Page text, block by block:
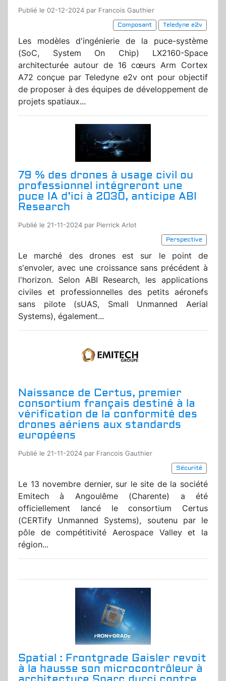
Publié le 02-12-2024 par Francois Gauthier
Composant
Teledyne e2v
Les modèles d'ingénierie de la puce-système
(SoC, System On Chip) LX2160-Space
architecturée autour de 16 cœurs Arm Cortex
A72 conçue par Teledyne e2v ont pour objectif
de proposer à des équipes de développement de
projets spatiaux...
79 % des drones à usage civil ou
professionnel intégreront une
puce IA d’ici à 2030, anticipe ABI
Research
Publié le 21-11-2024 par Pierrick Arlot
Perspective
Le marché des drones est sur le point de
s'envoler, avec une croissance sans précédent à
l'horizon. Selon ABI Research, les applications
civiles et professionnelles des petits aéronefs
sans pilote (sUAS, Small Unmanned Aerial
Systems), également...
Naissance de Certus, premier
consortium français destiné à la
vérification de la conformité des
drones aériens aux standards
européens
Publié le 21-11-2024 par Francois Gauthier
Sécurité
Le 13 novembre dernier, sur le site de la société
Emitech à Angoulême (Charente) a été
officiellement lancé le consortium Certus
(CERTify Unmanned Systems), soutenu par le
pôle de compétitivité Aerospace Valley et la
région...
Spatial : Frontgrade Gaisler revoit
à la hausse son microcontrôleur à